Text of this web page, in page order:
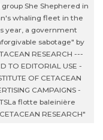
She Shephered in
whaling fleet in the
year, a government
sabotage" by
RESEARCH ---
TO EDITORIAL USE -
OF CETACEAN
CAMPAIGNS -
La flotte baleinière
RESEARCH"